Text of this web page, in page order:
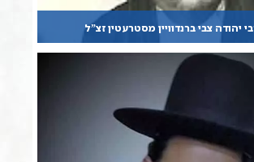
יהודה צבי ברנדוויין מסטרעטין זצ”ל